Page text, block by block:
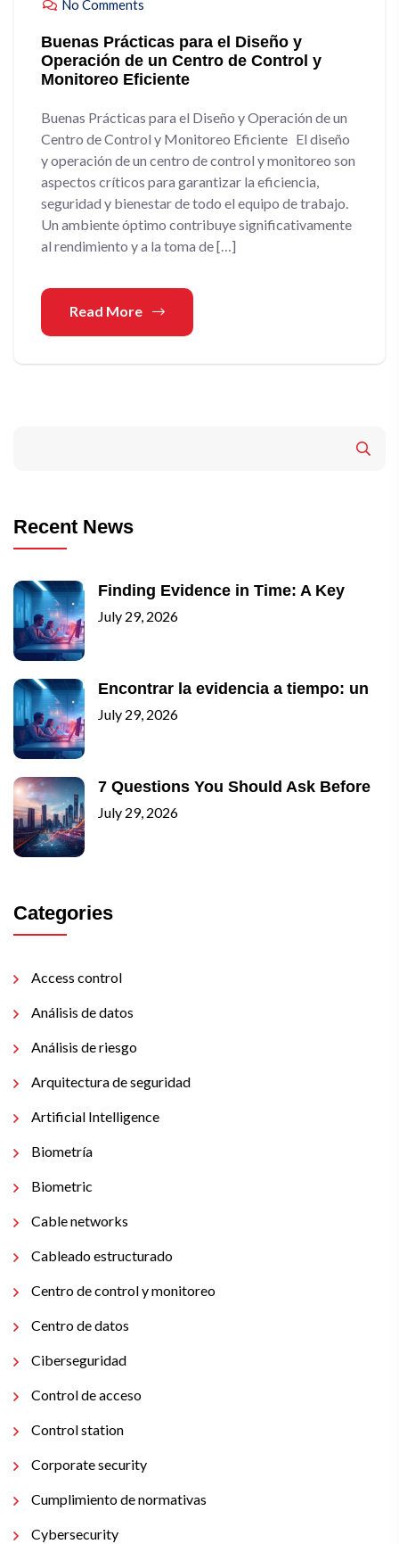
No Comments
Buenas Prácticas para el Diseño y
Operación de un Centro de Control y
Monitoreo Eficiente
Buenas Prácticas para el Diseño y Operación de un
Centro de Control y Monitoreo Eficiente El diseño
y operación de un centro de control y monitoreo son
aspectos críticos para garantizar la eficiencia,
seguridad y bienestar de todo el equipo de trabajo.
Un ambiente óptimo contribuye significativamente
al rendimiento y a la toma de […]
Read More
Recent News
Finding Evidence in Time: A Key
July 29, 2026
Encontrar la evidencia a tiempo: un
July 29, 2026
7 Questions You Should Ask Before
July 29, 2026
Categories
Access control
Análisis de datos
Análisis de riesgo
Arquitectura de seguridad
Artificial Intelligence
Biometría
Biometric
Cable networks
Cableado estructurado
Centro de control y monitoreo
Centro de datos
Ciberseguridad
Control de acceso
Control station
Corporate security
Cumplimiento de normativas
Cybersecurity